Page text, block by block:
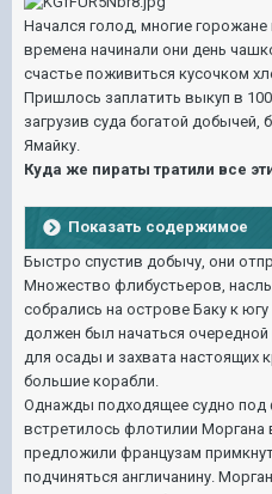
Начался голод, многие
времена начинали они день
счастье поживиться кусочком
Пришлось заплатить выкуп в
загрузив суда богатой добычей,
Ямайку.
Куда же пираты тратили все
Показать содержимое
Быстро спустив добычу, они
Множество флибустьеров,
собрались на острове Баку к
должен был начаться
для осады и захвата настоящих
большие корабли.
Однажды подходящее судно под
встретилось флотилии
предложили французам
подчиняться англичанину.